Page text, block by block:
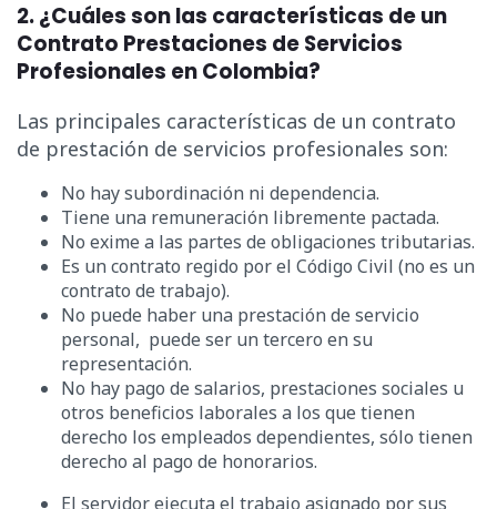
2. ¿Cuáles son las características de un
Contrato Prestaciones de Servicios
Profesionales en Colombia?
Las principales características de un contrato
de prestación de servicios profesionales son:
No hay subordinación ni dependencia.
Tiene una remuneración libremente pactada.
No exime a las partes de obligaciones tributarias.
Es un contrato regido por el Código Civil (no es un
contrato de trabajo).
No puede haber una prestación de servicio
personal, puede ser un tercero en su
representación.
No hay pago de salarios, prestaciones sociales u
otros beneficios laborales a los que tienen
derecho los empleados dependientes, sólo tienen
derecho al pago de honorarios.
El servidor ejecuta el trabajo asignado por sus